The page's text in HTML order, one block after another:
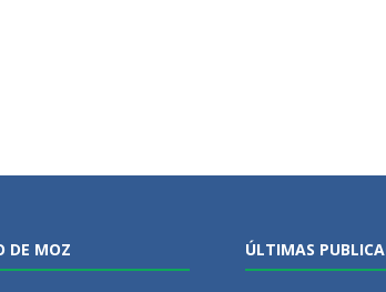
DE MOZ ÚLTIMAS